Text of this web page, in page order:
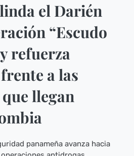
el Darién
“Escudo
refuerza
a las
llegan
panameña avanza hacia